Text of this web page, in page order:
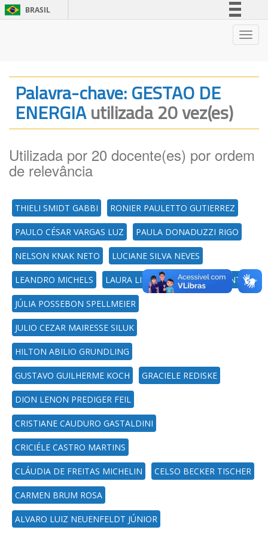
BRASIL
Legislação
Canais
Palavra-chave: GESTAO DE
ENERGIAutilizada 20 vez(es)
Utilizada por 20 docente(es) por ordem
de relevância
THIELI SMIDT GABBI RONIER PAULETTO GUTIERREZ
PAULO CÉSAR VARGAS LUZ PAULA DONADUZZI RIGO
NELSON KNAK NETO LUCIANE SILVA NEVES
LEANDRO MICHELS LAURA LISIANE CALLAI DOS SANTOS
JÚLIA POSSEBON SPELLMEIER
JULIO CEZAR MAIRESSE SILUK
HILTON ABILIO GRUNDLING
GUSTAVO GUILHERME KOCH GRACIELE REDISKE
DION LENON PREDIGER FEIL
CRISTIANE CAUDURO GASTALDINI
CRICIÉLE CASTRO MARTINS
CLÁUDIA DE FREITAS MICHELIN CELSO BECKER TISCHER
CARMEN BRUM ROSA
ALVARO LUIZ NEUENFELDT JÚNIOR